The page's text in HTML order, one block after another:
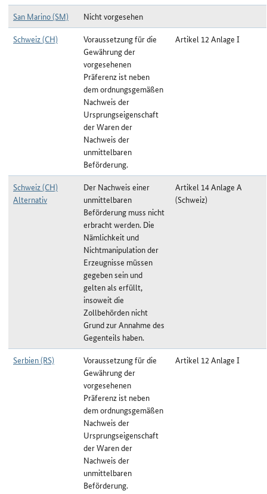
San Marino (SM)
Nicht vorgesehen
Schweiz (CH)
Voraussetzung für die
Gewährung der
vorgesehenen
Präferenz ist neben
dem ordnungsgemäßen
Nachweis der
Ursprungseigenschaft
der Waren der
Nachweis der
unmittelbaren
Beförderung.
Artikel 12 Anlage I
Schweiz (CH)
Alternativ
Der Nachweis einer
unmittelbaren
Beförderung muss nicht
erbracht werden. Die
Nämlichkeit und
Nichtmanipulation der
Erzeugnisse müssen
gegeben sein und
gelten als erfüllt,
insoweit die
Zollbehörden nicht
Grund zur Annahme des
Gegenteils haben.
Artikel 14 Anlage A
(Schweiz)
Serbien (RS)
Voraussetzung für die
Gewährung der
vorgesehenen
Präferenz ist neben
dem ordnungsgemäßen
Nachweis der
Ursprungseigenschaft
der Waren der
Nachweis der
unmittelbaren
Beförderung.
Artikel 12 Anlage I